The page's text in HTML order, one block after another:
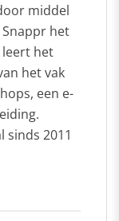
middel
Snappr het
leert het
het vak
een e-
sinds 2011